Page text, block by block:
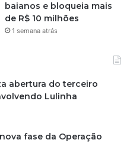
baianos e bloqueia mais
de R$ 10 milhões
1 semana atrás
abertura do terceiro
Lulinha
fase da Operação